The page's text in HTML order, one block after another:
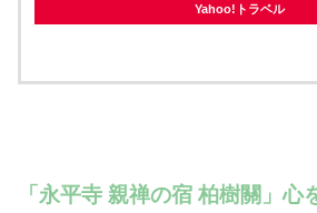
Yahoo!トラベル
「永平寺 親禅の宿 柏樹關」心